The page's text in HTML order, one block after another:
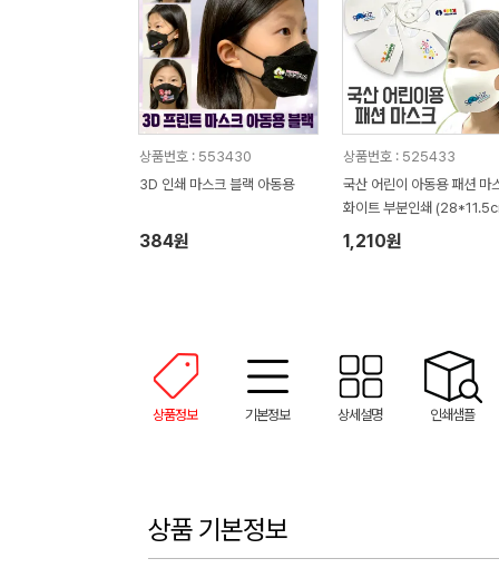
상품번호 : 553430
3D 인쇄 마스크 블랙 아동용
384원
상품번호 : 525433
국산 어린이 아동용 패션 마
화이트 부분인쇄
1,210원
상품정보 기본정보 상세설명 인쇄샘플
상품 기본정보